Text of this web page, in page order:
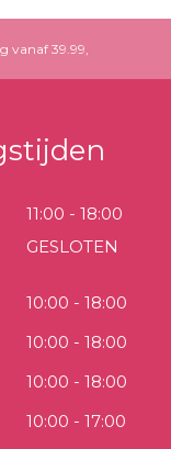
vanaf 39.99,
11:00 - 18:00
GESLOTEN
10:00 - 18:00
10:00 - 18:00
10:00 - 18:00
10:00 - 17:00